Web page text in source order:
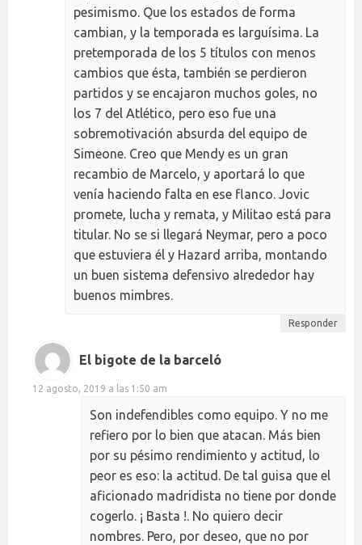
pesimismo. Que los estados de forma
cambian, y la temporada es larguísima. La
pretemporada de los 5 títulos con menos
cambios que ésta, también se perdieron
partidos y se encajaron muchos goles, no
los 7 del Atlético, pero eso fue una
sobremotivación absurda del equipo de
Simeone. Creo que Mendy es un gran
recambio de Marcelo, y aportará lo que
venía haciendo falta en ese flanco. Jovic
promete, lucha y remata, y Militao está para
titular. No se si llegará Neymar, pero a poco
que estuviera él y Hazard arriba, montando
un buen sistema defensivo alrededor hay
buenos mimbres.
Responder
El bigote de la barceló
12 agosto, 2019 a las 1:50 am
Son indefendibles como equipo. Y no me
refiero por lo bien que atacan. Más bien
por su pésimo rendimiento y actitud, lo
peor es eso: la actitud. De tal guisa que el
aficionado madridista no tiene por donde
cogerlo. ¡ Basta !. No quiero decir
nombres. Pero, por deseo, que no por